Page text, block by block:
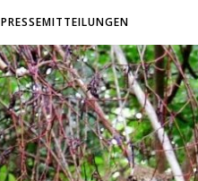
PRESSEMITTEILUNGEN